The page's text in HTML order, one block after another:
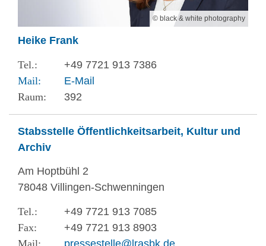
© black & white photography
Heike Frank
+49 7721 913 7386
E-Mail
392
Stabsstelle Öffentlichkeitsarbeit, Kultur und
Archiv
Am Hoptbühl 2
78048 Villingen-Schwenningen
+49 7721 913 7085
+49 7721 913 8903
pressestelle@lrasbk.de